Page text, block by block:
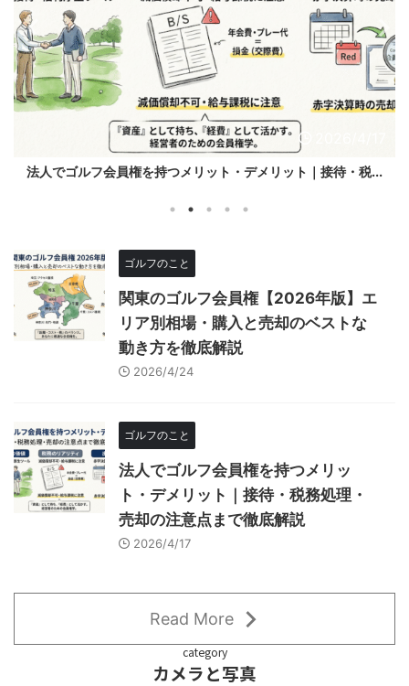
法人でゴルフ会員権を持つメリット・デメリット｜接待・税...
ゴルフのこと
関東のゴルフ会員権【2026年版】エ
リア別相場・購入と売却のベストな
動き方を徹底解説
2026/4/24
ゴルフのこと
法人でゴルフ会員権を持つメリッ
ト・デメリット｜接待・税務処理・
売却の注意点まで徹底解説
2026/4/17
Read More
category
カメラと写真